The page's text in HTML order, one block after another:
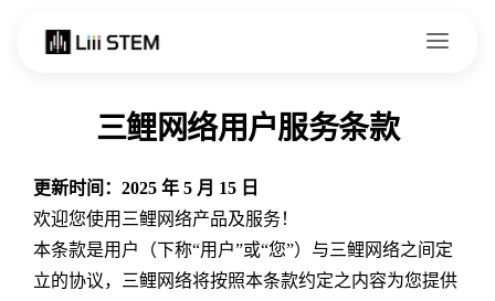
三鲤网络用户服务条款
更新时间：2025 年 5 月 15 日
欢迎您使用三鲤网络产品及服务！
本条款是用户（下称“用户”或“您”）与三鲤网络之间定
立的协议，三鲤网络将按照本条款约定之内容为您提供